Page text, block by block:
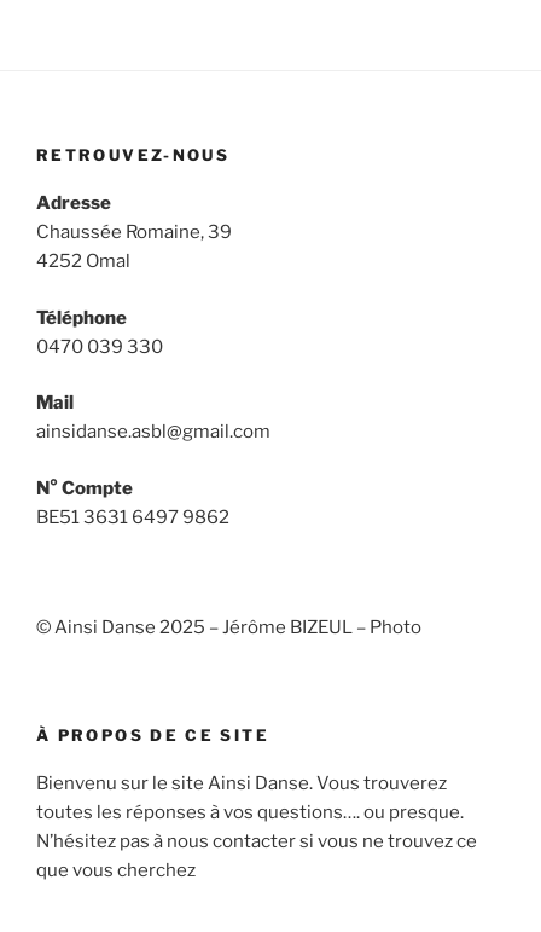
RETROUVEZ-NOUS
Adresse
Chaussée Romaine, 39
4252 Omal
Téléphone
0470 039 330
Mail
ainsidanse.asbl@gmail.com
N° Compte
BE51 3631 6497 9862
© Ainsi Danse 2025 – Jérôme BIZEUL – Photo
À PROPOS DE CE SITE
Bienvenu sur le site Ainsi Danse. Vous trouverez
toutes les réponses à vos questions…. ou presque.
N’hésitez pas à nous contacter si vous ne trouvez ce
que vous cherchez